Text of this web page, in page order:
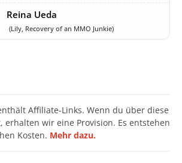
Reina Ueda
(Lily, Recovery of an MMO Junkie)
Affiliate-Links. Wenn du über diese
erhalten wir eine Provision. Es entstehen
Kosten. Mehr dazu.